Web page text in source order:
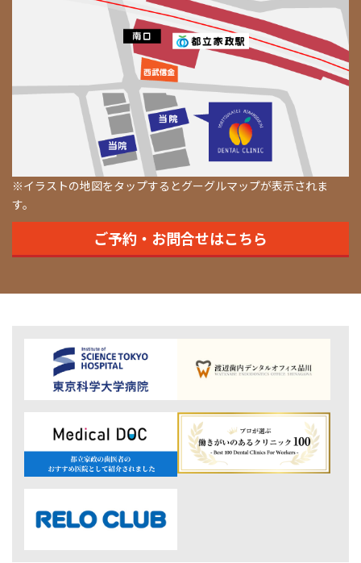
※イラストの地図をタップするとグーグルマップが表示されま
す。
ご予約・お問合せはこちら